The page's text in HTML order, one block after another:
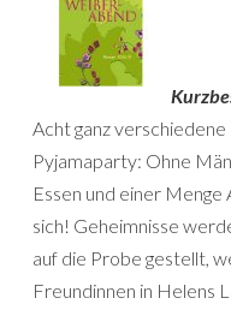
Acht ganz
Pyjamaparty: Ohne
Essen und einer Menge
sich! Geheimnisse
auf die Probe gestellt,
Freundinnen in Helens